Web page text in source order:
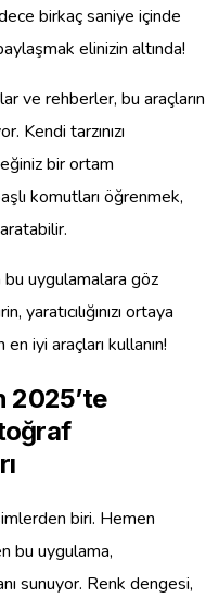
birkaç saniye içinde
elinizin altında!
ve rehberler, bu araçların
Kendi tarzınızı
bir ortam
komutları öğrenmek,
bu uygulamalara göz
yaratıcılığınızı ortaya
iyi araçları kullanın!
2025’te
biri. Hemen
bu uygulama,
sunuyor. Renk dengesi,